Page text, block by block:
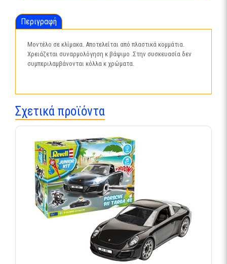
Περιγραφή
Μοντέλο σε κλίμακα. Αποτελείται από πλαστικά κομμάτια.
Χρειάζεται συναρμολόγηση κ βάψιμο .Στην συσκευασία δεν
συμπεριλαμβάνονται κόλλα κ χρώματα.
Σχετικά προϊόντα